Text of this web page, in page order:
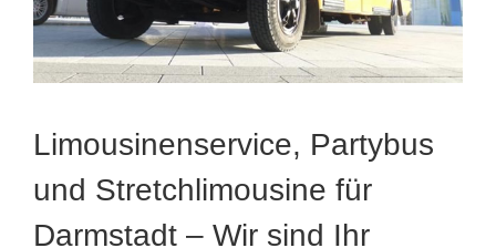
Limousinenservice, Partybus
und Stretchlimousine für
Darmstadt – Wir sind Ihr